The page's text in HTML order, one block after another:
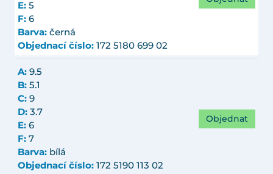
E: 5
F: 6
Barva: černá
Objednací číslo: 172 5180 699 02
A: 9.5
B: 5.1
C: 9
D: 3.7
E: 6
F: 7
Barva: bílá
Objednací číslo: 172 5190 113 02
Objednat